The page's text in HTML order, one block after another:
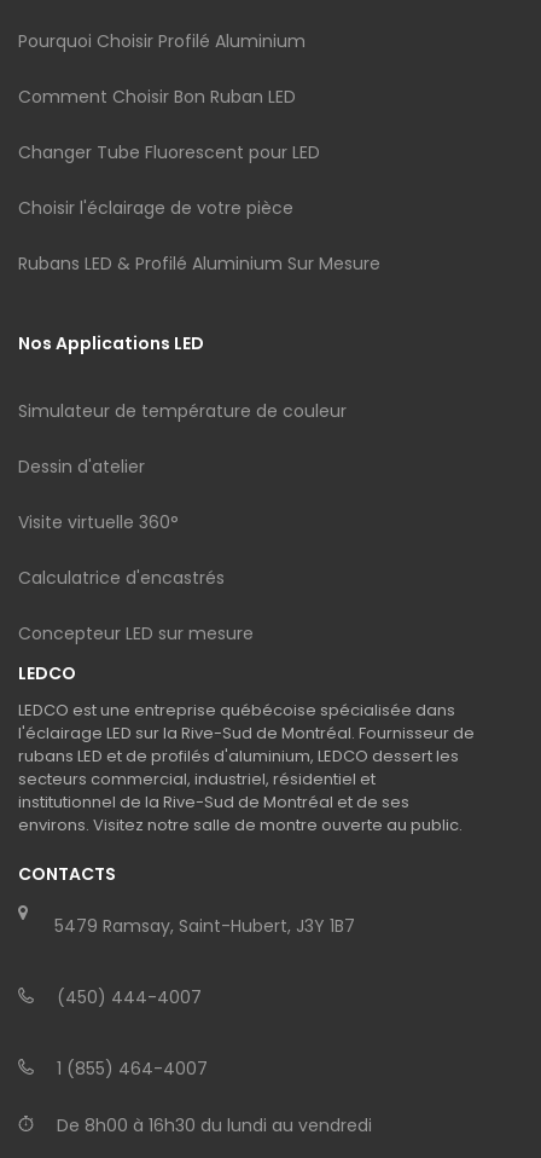
Pourquoi Choisir Profilé Aluminium
Comment Choisir Bon Ruban LED
Changer Tube Fluorescent pour LED
Choisir l'éclairage de votre pièce
Rubans LED & Profilé Aluminium Sur Mesure
Nos Applications LED
Simulateur de température de couleur
Dessin d'atelier
Visite virtuelle 360°
Calculatrice d'encastrés
Concepteur LED sur mesure
LEDCO
LEDCO est une entreprise québécoise spécialisée dans
l'éclairage LED sur la Rive-Sud de Montréal. Fournisseur de
rubans LED et de profilés d'aluminium, LEDCO dessert les
secteurs commercial, industriel, résidentiel et
institutionnel de la Rive-Sud de Montréal et de ses
environs. Visitez notre salle de montre ouverte au public.
CONTACTS
5479 Ramsay, Saint-Hubert, J3Y 1B7
(450) 444-4007
1 (855) 464-4007
De 8h00 à 16h30 du lundi au vendredi